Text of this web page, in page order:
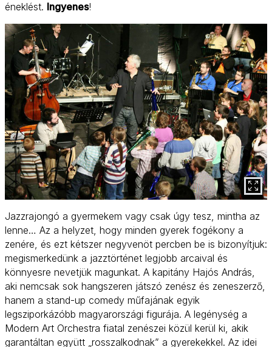
éneklést. Ingyenes!
Jazzrajongó a gyermekem vagy csak úgy tesz, mintha az
lenne… Az a helyzet, hogy minden gyerek fogékony a
zenére, és ezt kétszer negyvenöt percben be is bizonyítjuk:
megismerkedünk a jazztörténet legjobb arcaival és
könnyesre nevetjük magunkat. A kapitány Hajós András,
aki nemcsak sok hangszeren játszó zenész és zeneszerző,
hanem a stand-up comedy műfajának egyik
legsziporkázóbb magyarországi figurája. A legénység a
Modern Art Orchestra fiatal zenészei közül kerül ki, akik
garantáltan együtt „rosszalkodnak” a gyerekekkel. Az idei